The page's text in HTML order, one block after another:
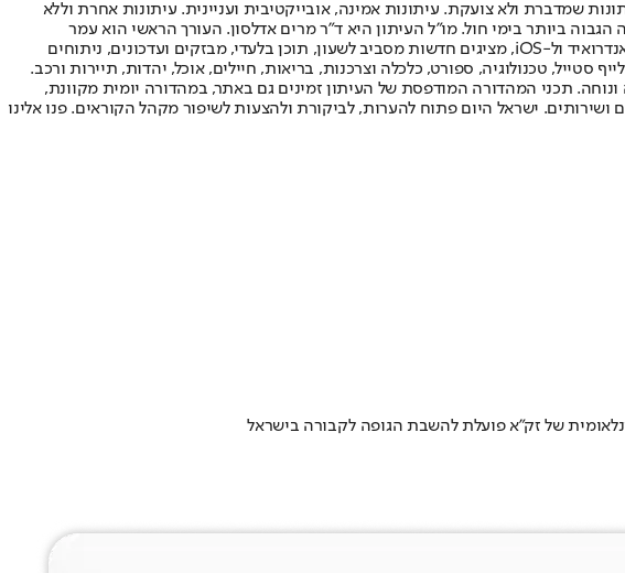
שמדברת ולא צועקת. עיתונות אמינה, אובייקטיבית ועניינית. עיתונות אחרת וללא
לעיתון הישראלי בעל שיעור החשיפה הגבוה ביותר בימי חול. מו"ל העיתון היא ד"ר מרים אדלסון. העורך הראשי הוא עמר
לחמנוביץ, והעורך המייסד הוא עמוס רגב. אתרי האינטרנט של "ישראל היום" בעברית ובאנגלית, כמו כן היישומונים (אפליקציות) לאנדרואיד ול-iOS, מציגים חדשות מסביב לשעון, תוכן בלעדי, מבזקים ועדכונים, ניתוחים
סטייל, טכנולוגיה, ספורט, כלכלה וצרכנות, בריאות, חיילים, אוכל, יהדות, תיירות ורכב.
ונוחה. תכני המהדורה המודפסת של העיתון זמינים גם באתר, במהדורה יומית מקוונת,
ישראל היום פתוח להערות, לביקורת ולהצעות לשיפור מקהל הקוראים. פנו אלינו
של זק״א פועלת להשבת הגופה לקבורה בישראל